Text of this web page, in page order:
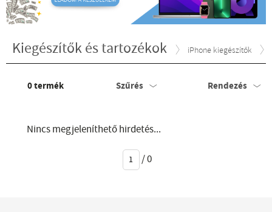
Kiegészítők és tartozékok iPhone kiegészítők
0termék Szűrés Rendezés
Nincs megjeleníthető hirdetés...
/0